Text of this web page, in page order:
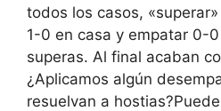
todos los casos,
1-0 en casa y empatar 0-
superas. Al final acaban
¿Aplicamos algún
resuelvan a